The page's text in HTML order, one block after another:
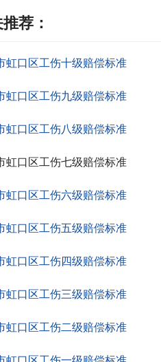
荐：
虹口区工伤十级赔偿标准
虹口区工伤九级赔偿标准
虹口区工伤八级赔偿标准
虹口区工伤七级赔偿标准
虹口区工伤六级赔偿标准
虹口区工伤五级赔偿标准
虹口区工伤四级赔偿标准
虹口区工伤三级赔偿标准
虹口区工伤二级赔偿标准